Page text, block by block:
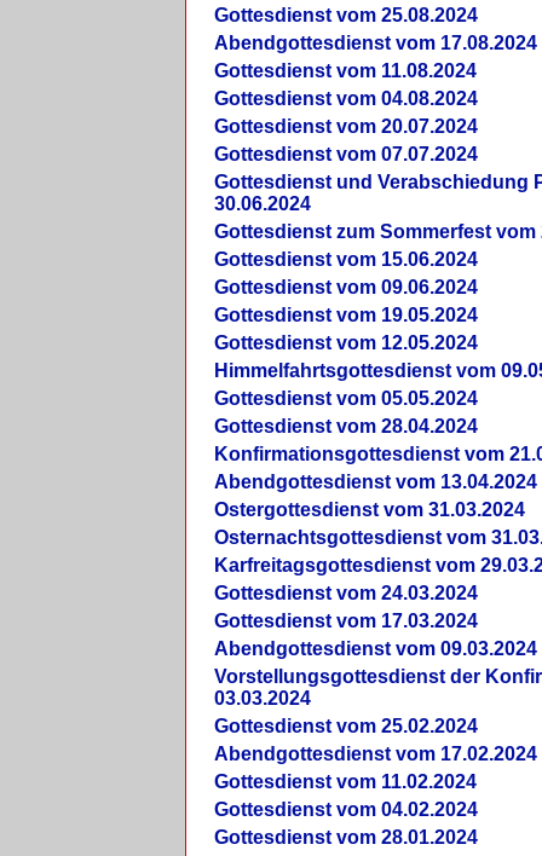
Gottesdienst vom 25.08.2024
Abendgottesdienst vom 17.08.2024
Gottesdienst vom 11.08.2024
Gottesdienst vom 04.08.2024
Gottesdienst vom 20.07.2024
Gottesdienst vom 07.07.2024
Gottesdienst und Verabschiedung
30.06.2024
Gottesdienst zum Sommerfest vom
Gottesdienst vom 15.06.2024
Gottesdienst vom 09.06.2024
Gottesdienst vom 19.05.2024
Gottesdienst vom 12.05.2024
Himmelfahrtsgottesdienst vom
Gottesdienst vom 05.05.2024
Gottesdienst vom 28.04.2024
Konfirmationsgottesdienst vom
Abendgottesdienst vom 13.04.2024
Ostergottesdienst vom 31.03.2024
Osternachtsgottesdienst vom
Karfreitagsgottesdienst vom
Gottesdienst vom 24.03.2024
Gottesdienst vom 17.03.2024
Abendgottesdienst vom 09.03.2024
Vorstellungsgottesdienst der
03.03.2024
Gottesdienst vom 25.02.2024
Abendgottesdienst vom 17.02.2024
Gottesdienst vom 11.02.2024
Gottesdienst vom 04.02.2024
Gottesdienst vom 28.01.2024